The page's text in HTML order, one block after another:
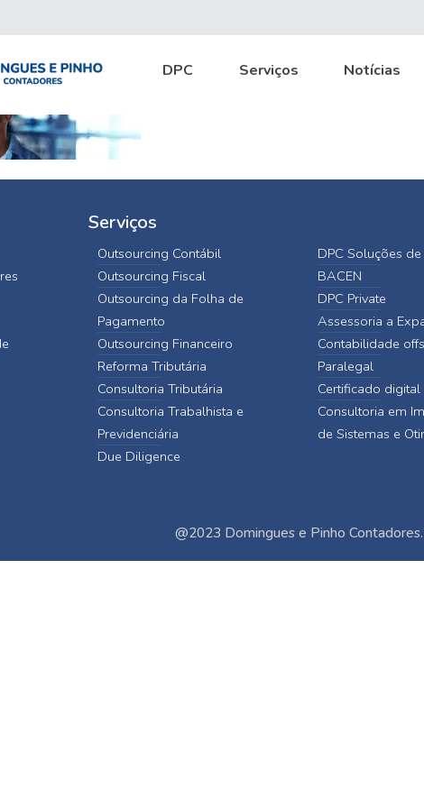
DPC Serviços Notícias
em Implantação
e Otimizações
consultoria-implantacao-sistemas
Serviços
Outsourcing Contábil
Outsourcing Fiscal
Outsourcing da Folha de
Pagamento
Outsourcing Financeiro
Reforma Tributária
Consultoria Tributária
Consultoria Trabalhista e
Previdenciária
Due Diligence
DPC Soluções de
BACEN
DPC Private
Assessoria a
Contabilidade
Paralegal
Certificado digital
Consultoria em
de Sistemas e
@2023 Domingues e Pinho